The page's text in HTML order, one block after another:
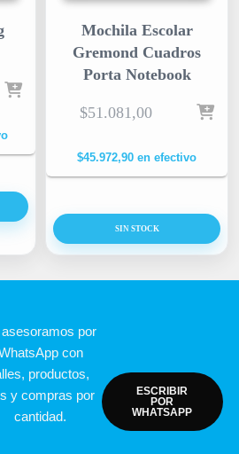
Mochila Escolar
Gremond Cuadros
Porta Notebook
$51.081,00
$45.972,90 en efectivo
SIN STOCK
asesoramos por
con
productos,
y compras por
cantidad.
ESCRIBIR
POR
WHATSAPP